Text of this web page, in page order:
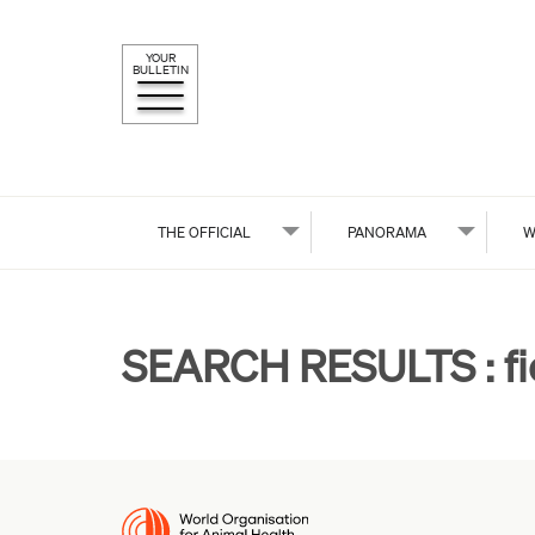
YOUR
BULLETIN
THE OFFICIAL PANORAMA
SEARCH RESULTS :